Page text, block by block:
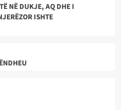
NË DUKJE, AQ DHE I
ISHTE